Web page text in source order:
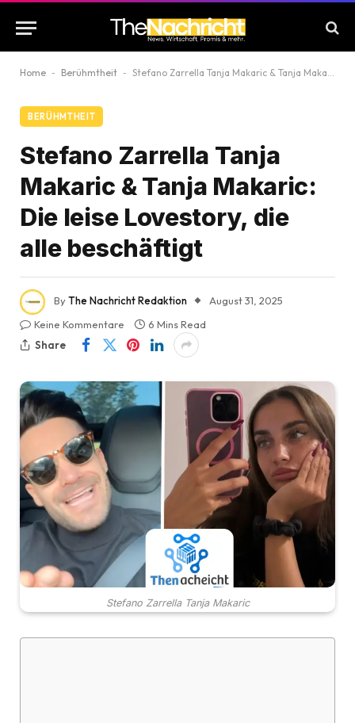
Home - Berühmtheit - Stefano Zarrella Tanja Makaric & Tanja Makaric: Die leise Lovestory, die alle beschäftigt
BERÜHMTHEIT
Stefano Zarrella Tanja
Makaric & Tanja Makaric:
Die leise Lovestory, die
alle beschäftigt
ByThe Nachricht Redaktion
August 31, 2025
Keine Kommentare
6 Mins Read
Share
Stefano Zarrella Tanja Makaric